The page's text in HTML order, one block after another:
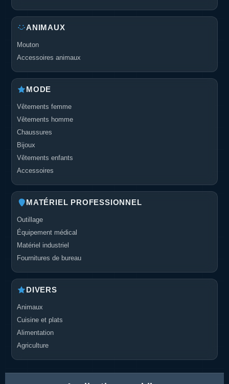
ANIMAUX
Mouton
Accessoires animaux
MODE
Vêtements femme
Vêtements homme
Chaussures
Bijoux
Vêtements enfants
Accessoires
MATÉRIEL PROFESSIONNEL
Outillage
Équipement médical
Matériel industriel
Fournitures de bureau
DIVERS
Animaux
Cuisine et plats
Alimentation
Agriculture